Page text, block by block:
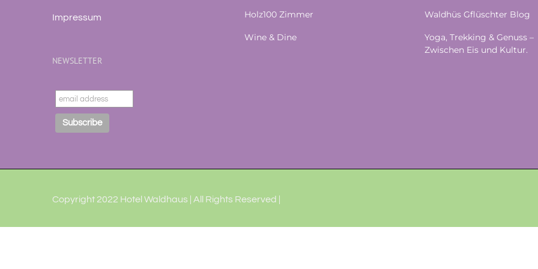
Impressum
NEWSLETTER
Holz100 Zimmer
Wine & Dine
Waldhüs Gflüschter Blog
Yoga, Trekking & Genuss –
Zwischen Eis und Kultur.
Copyright 2022 Hotel Waldhaus | All Rights Reserved |